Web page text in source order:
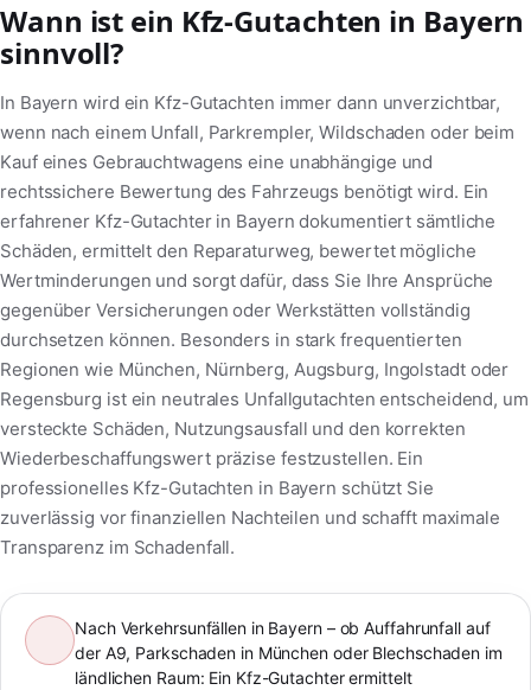
Wann ist ein Kfz-Gutachten in Bayern
sinnvoll?
In Bayern wird ein Kfz-Gutachten immer dann unverzichtbar,
wenn nach einem Unfall, Parkrempler, Wildschaden oder beim
Kauf eines Gebrauchtwagens eine unabhängige und
rechtssichere Bewertung des Fahrzeugs benötigt wird. Ein
erfahrener Kfz-Gutachter in Bayern dokumentiert sämtliche
Schäden, ermittelt den Reparaturweg, bewertet mögliche
Wertminderungen und sorgt dafür, dass Sie Ihre Ansprüche
gegenüber Versicherungen oder Werkstätten vollständig
durchsetzen können. Besonders in stark frequentierten
Regionen wie München, Nürnberg, Augsburg, Ingolstadt oder
Regensburg ist ein neutrales Unfallgutachten entscheidend, um
versteckte Schäden, Nutzungsausfall und den korrekten
Wiederbeschaffungswert präzise festzustellen. Ein
professionelles Kfz-Gutachten in Bayern schützt Sie
zuverlässig vor finanziellen Nachteilen und schafft maximale
Transparenz im Schadenfall.
Nach Verkehrsunfällen in Bayern – ob Auffahrunfall auf
der A9, Parkschaden in München oder Blechschaden im
ländlichen Raum: Ein Kfz-Gutachter ermittelt